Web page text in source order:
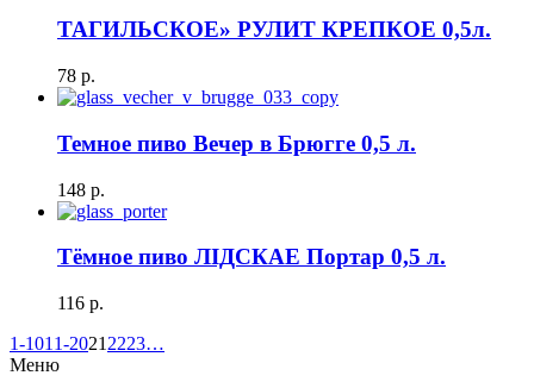
ТАГИЛЬСКОЕ» РУЛИТ КРЕПКОЕ 0,5л.
78 р.
Темное пиво Вечер в Брюгге 0,5 л.
148 р.
Тёмное пиво ЛІДСКАЕ Портар 0,5 л.
116 р.
1-1011-2021 2223…
Меню